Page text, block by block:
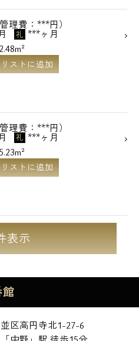
理費：***円）
礼 ***ヶ月
ストに追加
理費：***円）
礼 ***ヶ月
ストに追加
表示
区高円寺北1-27-6